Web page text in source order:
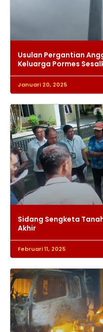
Usulan Pergantian
Keluarga Pormes
Januari 20, 2025
Sidang Sengketa
Akhir
Februari 11, 2025